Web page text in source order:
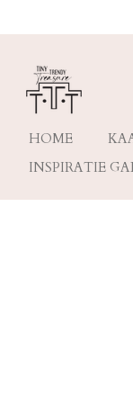
direct
hoofdinhoud
HOME
INSPIRATIE